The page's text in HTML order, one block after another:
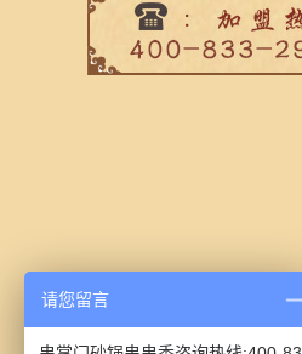
请您留言